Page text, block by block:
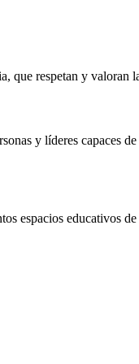
que respetan y valoran
y líderes capaces
espacios educativos de